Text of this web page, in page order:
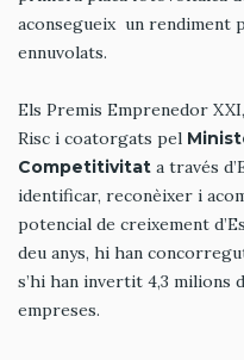
aconsegueix un rendiment
ennuvolats.
Els Premis Emprenedor
Risc i coatorgats pel
Competitivitat a través
identificar, reconèixer i
potencial de creixement
deu anys, hi han
s’hi han invertit 4,3 milions
empreses.